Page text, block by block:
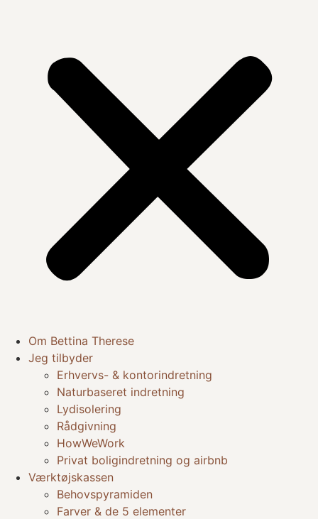
Om Bettina Therese
Jeg tilbyder
Erhvervs- & kontorindretning
Naturbaseret indretning
Lydisolering
Rådgivning
HowWeWork
Privat boligindretning og airbnb
Værktøjskassen
Behovspyramiden
Farver & de 5 elementer